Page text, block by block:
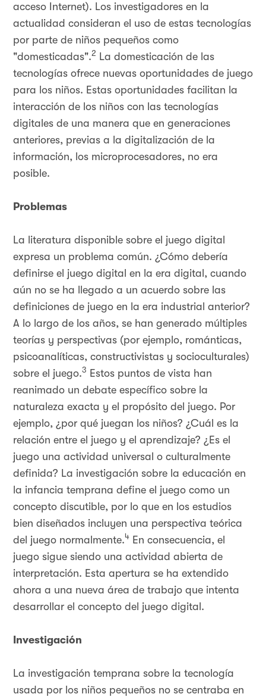
acceso Internet). Los investigadores en la
actualidad consideran el uso de estas tecnologías
por parte de niños pequeños como
"domesticadas".2 La domesticación de las
tecnologías ofrece nuevas oportunidades de juego
para los niños. Estas oportunidades facilitan la
interacción de los niños con las tecnologías
digitales de una manera que en generaciones
anteriores, previas a la digitalización de la
información, los microprocesadores, no era
posible.
Problemas
La literatura disponible sobre el juego digital
expresa un problema común. ¿Cómo debería
definirse el juego digital en la era digital, cuando
aún no se ha llegado a un acuerdo sobre las
definiciones de juego en la era industrial anterior?
A lo largo de los años, se han generado múltiples
teorías y perspectivas (por ejemplo, románticas,
psicoanalíticas, constructivistas y socioculturales)
sobre el juego.3 Estos puntos de vista han
reanimado un debate específico sobre la
naturaleza exacta y el propósito del juego. Por
ejemplo, ¿por qué juegan los niños? ¿Cuál es la
relación entre el juego y el aprendizaje? ¿Es el
juego una actividad universal o culturalmente
definida? La investigación sobre la educación en
la infancia temprana define el juego como un
concepto discutible, por lo que en los estudios
bien diseñados incluyen una perspectiva teórica
del juego normalmente.4 En consecuencia, el
juego sigue siendo una actividad abierta de
interpretación. Esta apertura se ha extendido
ahora a una nueva área de trabajo que intenta
desarrollar el concepto del juego digital.
Investigación
La investigación temprana sobre la tecnología
usada por los niños pequeños no se centraba en